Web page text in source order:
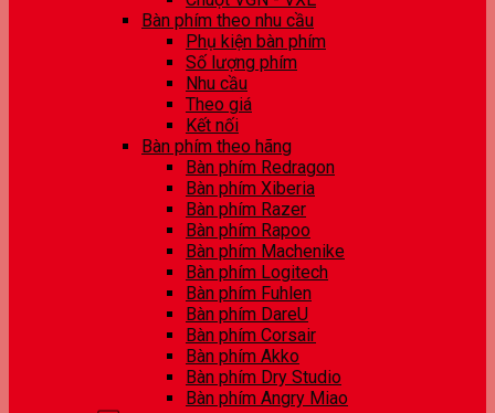
Bàn phím theo nhu cầu
Phụ kiện bàn phím
Số lượng phím
Nhu cầu
Theo giá
Kết nối
Bàn phím theo hãng
Bàn phím Redragon
Bàn phím Xiberia
Bàn phím Razer
Bàn phím Rapoo
Bàn phím Machenike
Bàn phím Logitech
Bàn phím Fuhlen
Bàn phím DareU
Bàn phím Corsair
Bàn phím Akko
Bàn phím Dry Studio
Bàn phím Angry Miao